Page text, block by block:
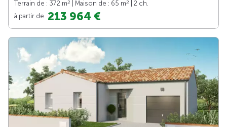
Terrain de : 372 m2 | Maison de : 65 m2
| 2 ch.
à partir de 213 964 €